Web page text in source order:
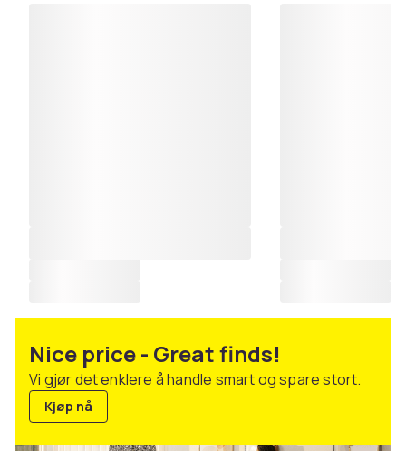
Nice price - Great finds!
Vi gjør det enklere å handle smart og spare stort.
Kjøp nå